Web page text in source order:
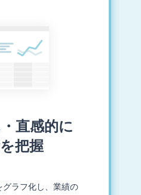
直感的に
把握
グラフ化し、業績の